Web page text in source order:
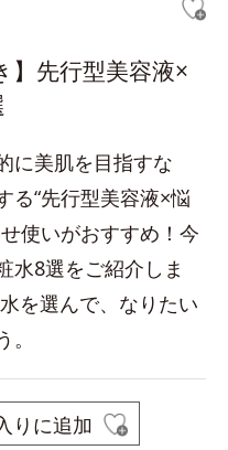
】先行型美容液×
に美肌を目指すな
る“先行型美容液×悩
使いがおすすめ！今
水8選をご紹介しま
を選んで、なりたい
りに追加